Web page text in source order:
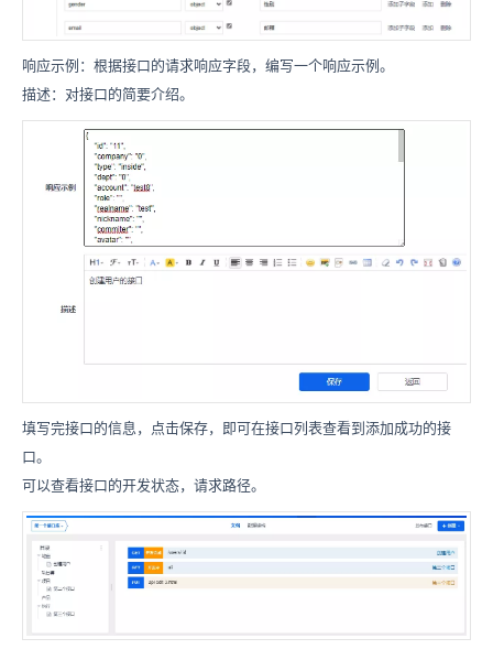
响应示例：根据接口的请求响应字段，编写一个响应示例。
描述：对接口的简要介绍。
填写完接口的信息，点击保存，即可在接口列表查看到添加成功的接
口。
可以查看接口的开发状态，请求路径。